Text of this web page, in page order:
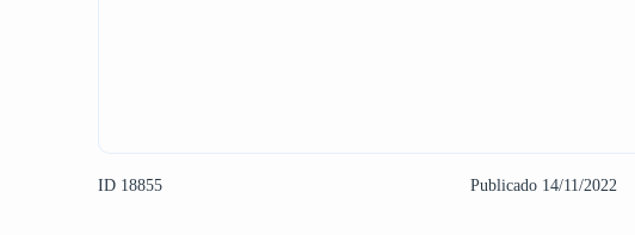
ID 18855 Publicado 14/11/2022